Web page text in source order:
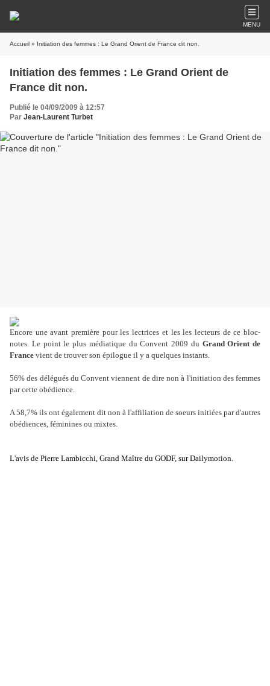
MENU
Accueil » Initiation des femmes : Le Grand Orient de France dit non.
Initiation des femmes : Le Grand Orient de
France dit non.
Publié le 04/09/2009 à 12:57
Par Jean-Laurent Turbet
Encore une avant première pour les lectrices et les les lecteurs de ce bloc-
notes. Le point le plus médiatique du Convent 2009 du Grand Orient de
France vient de trouver son épilogue il y a quelques instants.
56% des délégués du Convent viennent de dire non à l'initiation des femmes
par cette obédience.
A 58,7% ils ont également dit non à l'affiliation de soeurs initiées par d'autres
obédiences, féminines ou mixtes.
L'avis de Pierre Lambicchi, Grand Maître du GODF, sur Dailymotion.